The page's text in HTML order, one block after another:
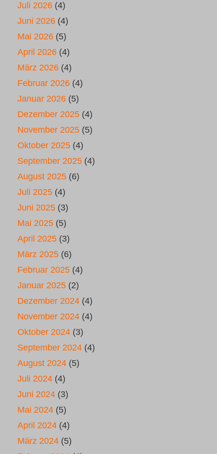
Juli 2026 (4)
Juni 2026 (4)
Mai 2026 (5)
April 2026 (4)
März 2026 (4)
Februar 2026 (4)
Januar 2026 (5)
Dezember 2025 (4)
November 2025 (5)
Oktober 2025 (4)
September 2025 (4)
August 2025 (6)
Juli 2025 (4)
Juni 2025 (3)
Mai 2025 (5)
April 2025 (3)
März 2025 (6)
Februar 2025 (4)
Januar 2025 (2)
Dezember 2024 (4)
November 2024 (4)
Oktober 2024 (3)
September 2024 (4)
August 2024 (5)
Juli 2024 (4)
Juni 2024 (3)
Mai 2024 (5)
April 2024 (4)
März 2024 (5)